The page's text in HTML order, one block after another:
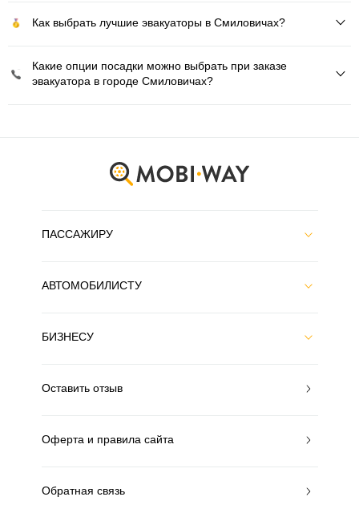
Как выбрать лучшие эвакуаторы в Смиловичах?
Какие опции посадки можно выбрать при заказе
эвакуатора в городе Смиловичах?
ПАССАЖИРУ
АВТОМОБИЛИСТУ
БИЗНЕСУ
Оставить отзыв
Оферта и правила сайта
Обратная связь